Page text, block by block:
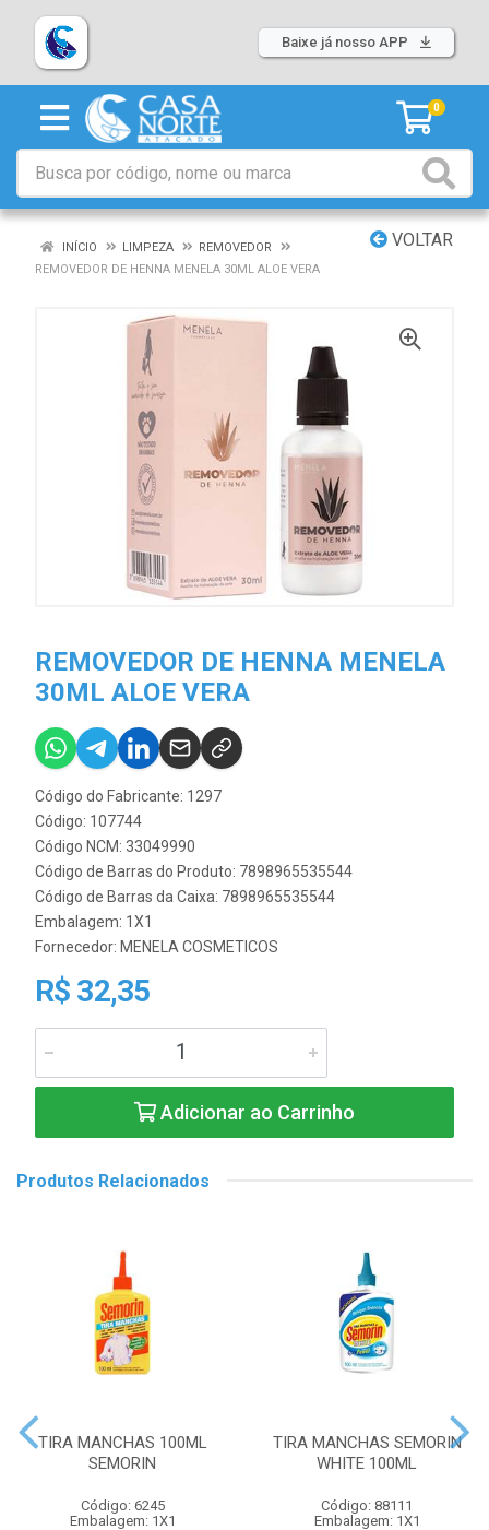
Baixe já nosso APP
0
VOLTAR
INÍCIO LIMPEZA
REMOVEDOR
REMOVEDOR DE HENNA MENELA 30ML ALOE VERA
REMOVEDOR DE HENNA MENELA
30ML ALOE VERA
Código do Fabricante: 1297
Código: 107744
Código NCM: 33049990
Código de Barras do Produto: 7898965535544
Código de Barras da Caixa: 7898965535544
Embalagem: 1X1
Fornecedor: MENELA COSMETICOS
R$ 32,35
Adicionar ao Carrinho
Produtos Relacionados
TIRA MANCHAS 100ML
SEMORIN
Código: 6245
Embalagem: 1X1
TIRA MANCHAS SEMORIN
WHITE 100ML
Código: 88111
Embalagem: 1X1